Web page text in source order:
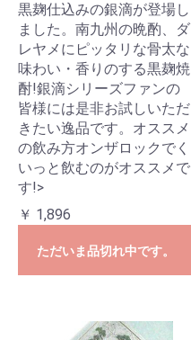
黒麹仕込みの銀滴が登場し
ました。南九州の晩酌、ダ
レヤメにピッタリな骨太な
味わい・香りのする黒麹焼
酎!銀滴シリーズファンの
皆様には是非お試しいただ
きたい逸品です。オススメ
の飲み方オンザロックでく
いっと飲むのがオススメで
す!>
￥ 1,896
ただいま品切れ中です。